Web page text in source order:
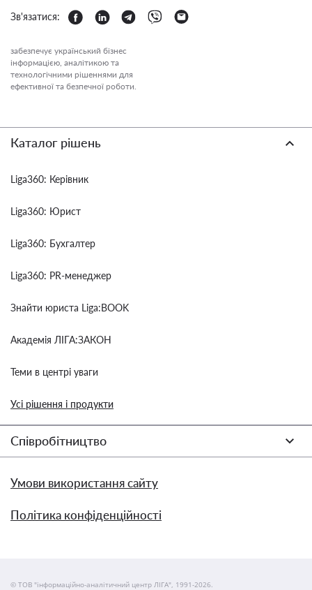
Зв'язатися:
забезпечує український бізнес
інформацією, аналітикою та
технологічними рішеннями для
ефективної та безпечної роботи.
Каталог рішень
Liga360: Керівник
Liga360: Юрист
Liga360: Бухгалтер
Liga360: PR-менеджер
Знайти юриста Liga:BOOK
Академія ЛІГА:ЗАКОН
Теми в центрі уваги
Усі рішення і продукти
Співробітництво
Умови використання сайту
Політика конфіденційності
© ТОВ "інформаційно-аналітичний центр ЛІГА", 1991-2026.